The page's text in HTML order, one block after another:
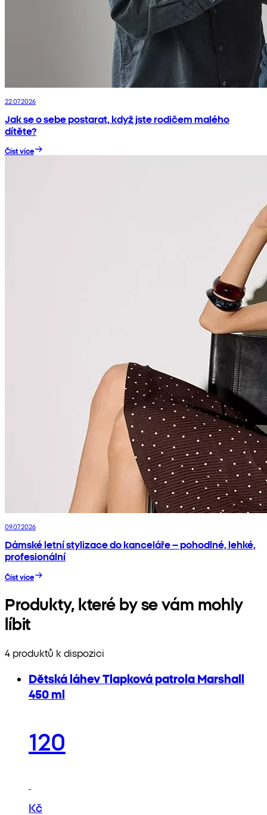
22.07.2026
Jak se o sebe postarat, když jste rodičem malého
dítěte?
Číst více
09.07.2026
Dámské letní stylizace do kanceláře – pohodlné, lehké,
profesionální
Číst více
Produkty, které by se vám mohly
líbit
4 produktů k dispozici
Dětská láhev Tlapková patrola Marshall
450 ml
120
Kč